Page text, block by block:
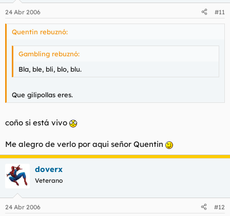
24 Abr 2006 #11
Quentin rebuznó:
Gambling rebuznó:
Bla, ble, bli, blo, blu.
Que gilipollas eres.
coño si está vivo
Me alegro de verlo por aqui señor Quentin
doverx
Veterano
24 Abr 2006 #12